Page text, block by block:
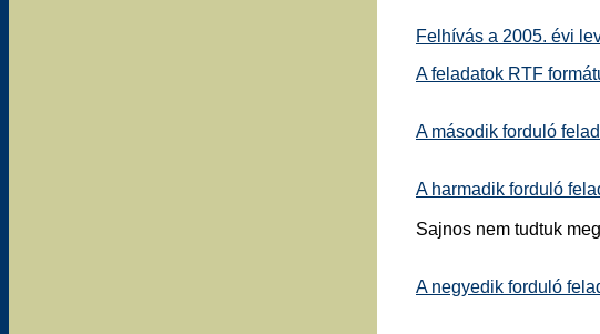
Felhívás a 2005. évi
A feladatok RTF
A második forduló
A harmadik forduló
Sajnos nem tudtuk
A negyedik forduló